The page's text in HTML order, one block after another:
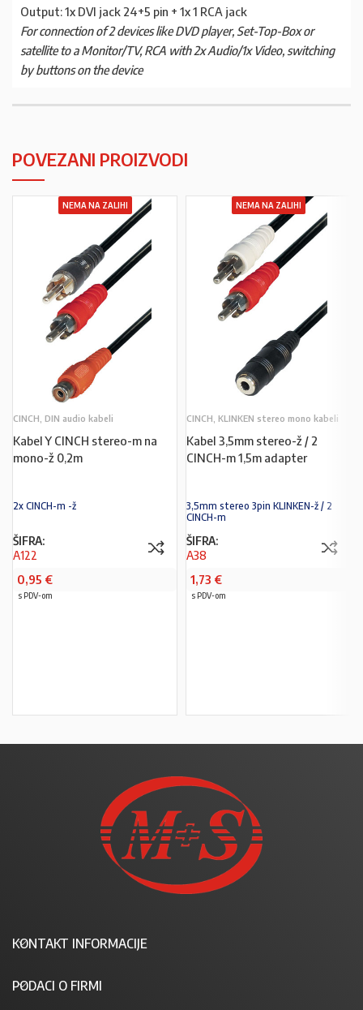
Output: 1x DVI jack 24+5 pin + 1x 1 RCA jack
For connection of 2 devices like DVD player, Set-Top-Box or
satellite to a Monitor/TV, RCA with 2x Audio/1x Video, switching
by buttons on the device
POVEZANI PROIZVODI
NEMA NA ZALIHI
CINCH, DIN audio kabeli
Kabel Y CINCH stereo-m na
mono-ž 0,2m
2x CINCH-m -ž
ŠIFRA:
A122
0,95 €
s PDV-om
NEMA NA ZALIHI
CINCH, KLINKEN stereo mono kabeli
Kabel 3,5mm stereo-ž / 2
CINCH-m 1,5m adapter
3,5mm stereo 3pin KLINKEN-ž / 2
CINCH-m
ŠIFRA:
A38
1,73 €
s PDV-om
KONTAKT INFORMACIJE
PODACI O FIRMI